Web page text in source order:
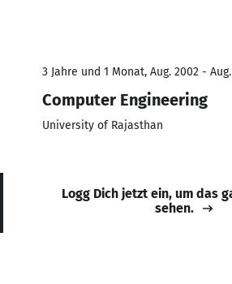
3 Jahre und 1 Monat, Aug. 2002 -
Computer Engineering
University of Rajasthan
Logg Dich jetzt ein, um das
sehen.